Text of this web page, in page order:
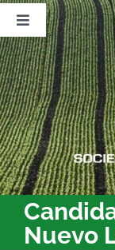
Saltar
contenido
Toggle
Navigation
Nosotros
Publicaciones
Sala de
Eventos
Nuevo